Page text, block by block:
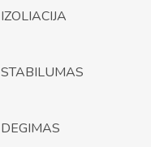
IZOLIACIJA
STABILUMAS
DEGIMAS